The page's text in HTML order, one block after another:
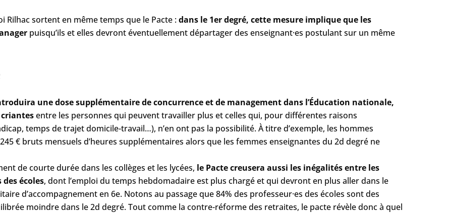
sortent en même temps que le Pacte :dans le 1er degré, cette mesure implique que les
puisqu’ils et elles devront éventuellement départager des enseignant·es postulant sur un même
une dose supplémentaire de concurrence et de management dans l’Éducation nationale,
entre les personnes qui peuvent travailler plus et celles qui, pour différentes raisons
temps de trajet domicile-travail…), n’en ont pas la possibilité. À titre d’exemple, les hommes
€ bruts mensuels d’heures supplémentaires alors que les femmes enseignantes du 2d degré ne
de courte durée dans les collèges et les lycées, le Pacte creusera aussi les inégalités entre les
des écoles, dont l’emploi du temps hebdomadaire est plus chargé et qui devront en plus aller dans le
d’accompagnement en 6e. Notons au passage que 84% des professeur·es des écoles sont des
moindre dans le 2d degré. Tout comme la contre-réforme des retraites, le pacte révèle donc à quel